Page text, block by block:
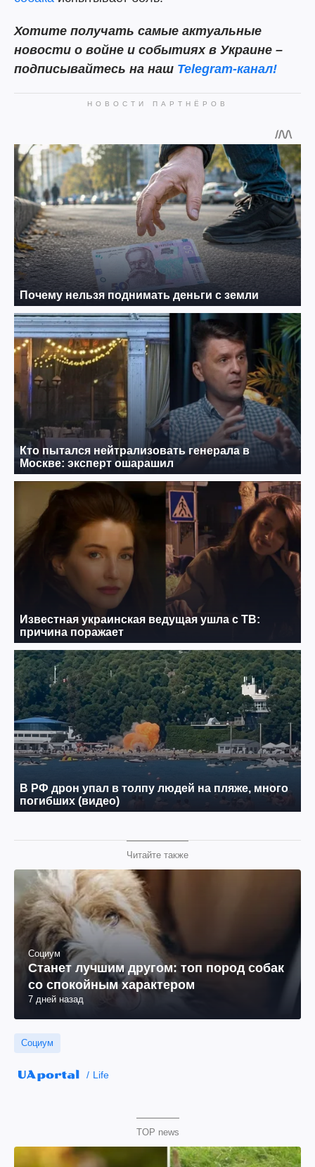
Хотите получать самые актуальные
новости о войне и событиях в Украине –
подписывайтесь на наш Telegram-канал!
Читайте также
Социум
Станет лучшим другом: топ пород собак
со спокойным характером
7 дней назад
Социум
Life
TOP news